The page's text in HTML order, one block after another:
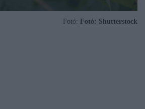
Fotó: Fotó: Shutterstock